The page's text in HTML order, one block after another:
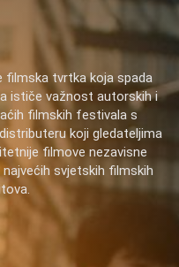
filmska tvrtka koja spada
ističe važnost autorskih i
filmskih festivala s
koji gledateljima
filmove nezavisne
svjetskih filmskih